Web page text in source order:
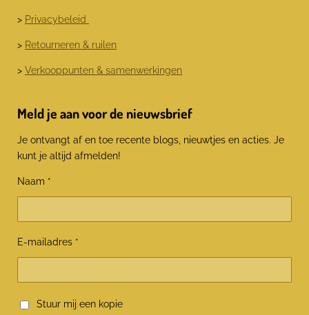
> Privacybeleid
> Retourneren & ruilen
> Verkooppunten & samenwerkingen
Meld je aan voor de nieuwsbrief
Je ontvangt af en toe recente blogs, nieuwtjes en acties. Je
kunt je altijd afmelden!
Naam *
E-mailadres *
Stuur mij een kopie